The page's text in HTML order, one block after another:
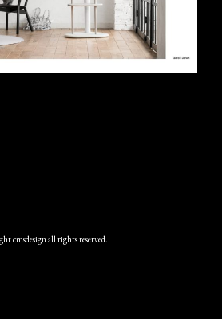
cmsdesign all rights reserved.